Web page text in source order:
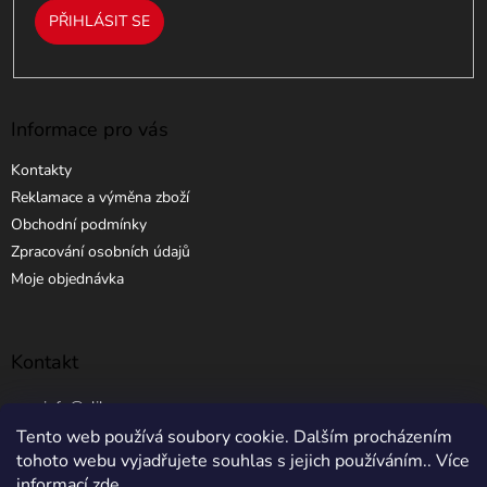
Tento web používá soubory cookie. Dalším procházením
tohoto webu vyjadřujete souhlas s jejich používáním.. Více
PŘIHLÁSIT SE
Informace pro vás
Kontakty
Reklamace a výměna zboží
Obchodní podmínky
Zpracování osobních údajů
Moje objednávka
Kontakt
info @ elibros.cz
+420 734 184 444